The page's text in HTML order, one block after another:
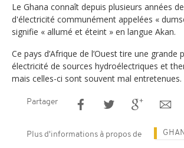
Le Ghana connaît depuis plusieurs années
d'électricité communément appelées «
signifie « allumé et éteint » en langue Akan.
Ce pays d’Afrique de l’Ouest tire une grande
électricité de sources hydroélectriques et
mais celles-ci sont souvent mal entretenues.
Partager
Plus d'informations à propos de